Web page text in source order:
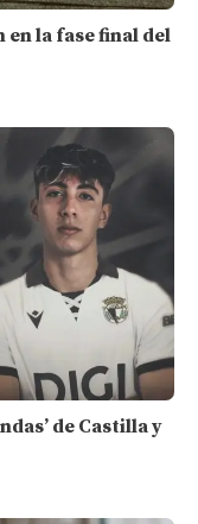
la fase final del
de Castilla y